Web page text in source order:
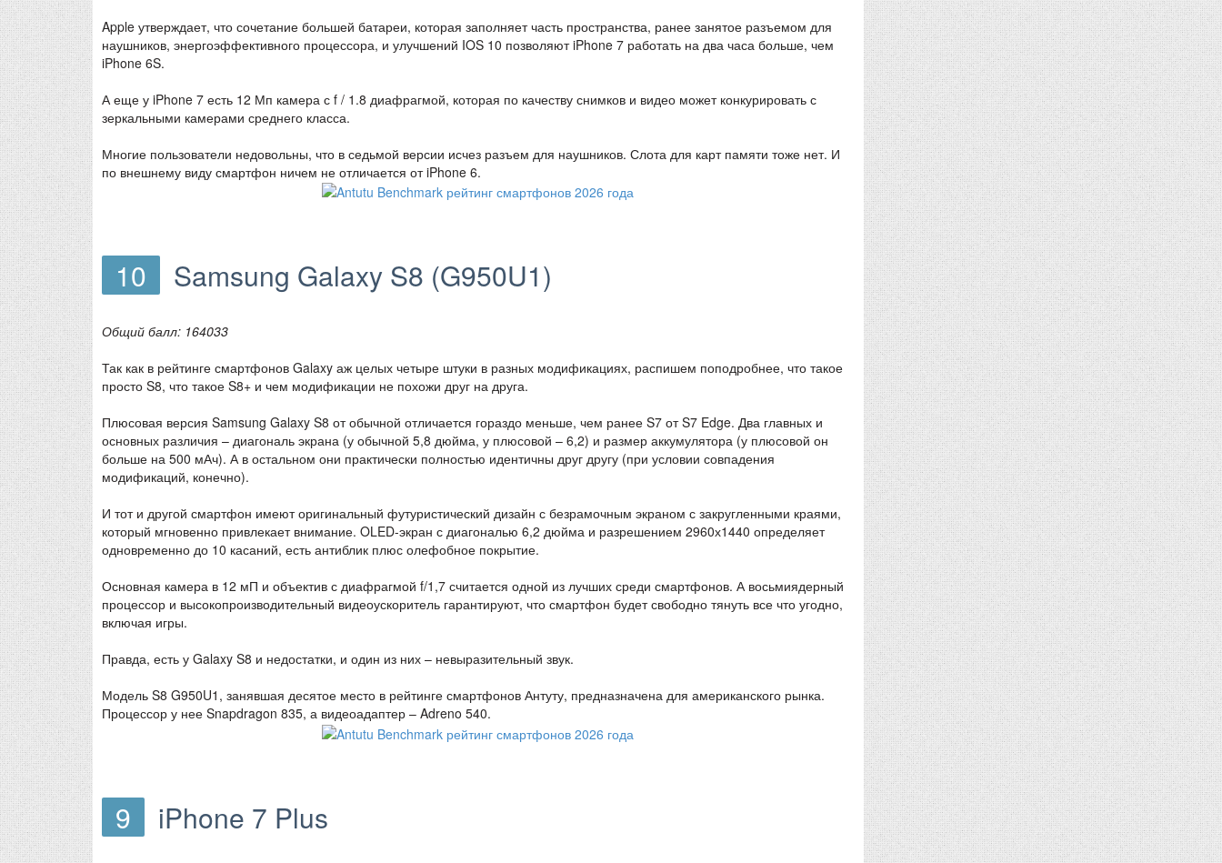
Apple утверждает, что сочетание большей батареи, которая заполняет часть пространства, ранее занятое разъемом для
наушников, энергоэффективного процессора, и улучшений IOS 10 позволяют iPhone 7 работать на два часа больше, чем
iPhone 6S.
А еще у iPhone 7 есть 12 Мп камера с f / 1.8 диафрагмой, которая по качеству снимков и видео может конкурировать с
зеркальными камерами среднего класса.
Многие пользователи недовольны, что в седьмой версии исчез разъем для наушников. Слота для карт памяти тоже нет. И
по внешнему виду смартфон ничем не отличается от iPhone 6.
10 Samsung Galaxy S8 (G950U1)
Общий балл: 164033
Так как в рейтинге смартфонов Galaxy аж целых четыре штуки в разных модификациях, распишем поподробнее, что такое
просто S8, что такое S8+ и чем модификации не похожи друг на друга.
Плюсовая версия Samsung Galaxy S8 от обычной отличается гораздо меньше, чем ранее S7 от S7 Edge. Два главных и
основных различия – диагональ экрана (у обычной 5,8 дюйма, у плюсовой – 6,2) и размер аккумулятора (у плюсовой он
больше на 500 мАч). А в остальном они практически полностью идентичны друг другу (при условии совпадения
модификаций, конечно).
И тот и другой смартфон имеют оригинальный футуристический дизайн с безрамочным экраном с закругленными краями,
который мгновенно привлекает внимание. OLED-экран с диагональю 6,2 дюйма и разрешением 2960х1440 определяет
одновременно до 10 касаний, есть антиблик плюс олефобное покрытие.
Основная камера в 12 мП и объектив с диафрагмой f/1,7 считается одной из лучших среди смартфонов. А восьмиядерный
процессор и высокопроизводительный видеоускоритель гарантируют, что смартфон будет свободно тянуть все что угодно,
включая игры.
Правда, есть у Galaxy S8 и недостатки, и один из них – невыразительный звук.
Модель S8 G950U1, занявшая десятое место в рейтинге смартфонов Антуту, предназначена для американского рынка.
Процессор у нее Snapdragon 835, а видеоадаптер – Adreno 540.
9 iPhone 7 Plus